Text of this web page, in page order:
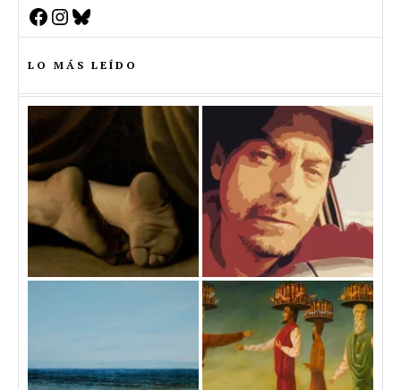
Facebook
Instagram
Bluesky
LO MÁS LEÍDO